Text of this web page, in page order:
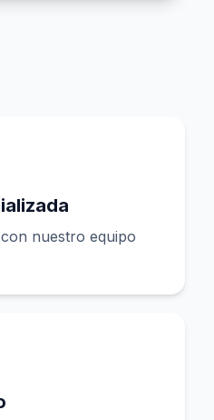
nuestro equipo